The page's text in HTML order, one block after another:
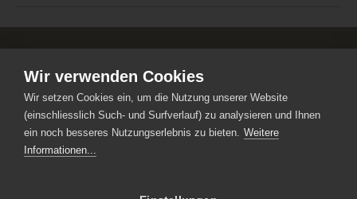
KGAST ©
Konferenz der Geschäftsführer von
Anlagestiftungen
Kreuzstrasse 26
Wir verwenden Cookies
Wir setzen Cookies ein, um die Nutzung unserer Website
(einschliesslich Such- und Surfverlauf) zu analysieren und Ihnen
ein noch besseres Nutzungserlebnis zu bieten. Weitere
Informationen...